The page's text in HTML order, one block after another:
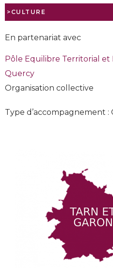
>CULTURE
En partenariat avec
Pôle Equilibre Territorial et
Quercy
Organisation collective
Type d’accompagnement :